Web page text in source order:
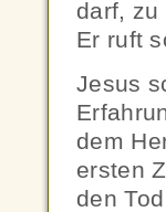
darf, zu
Er ruft
Jesus
dem
ersten
den